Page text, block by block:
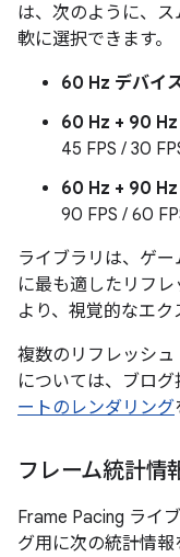
は、次のように、
軟に選択できます。
60 Hz デバイ
60 Hz + 90
45 FPS / 30
60 Hz + 90
90 FPS / 60
ライブラリは、ゲ
に最も適したリフ
より、視覚的なエク
複数のリフレッシ
については、ブログ
ートのレンダリング
フレーム統計情
Frame Pacing ライ
グ用に次の統計情報